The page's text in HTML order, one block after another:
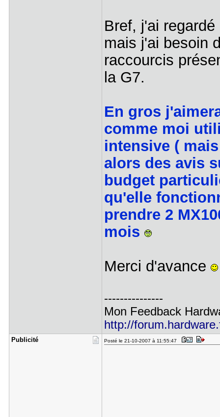
Bref, j'ai
mais j'ai besoin
raccourcis
la G7.
En gros
comme moi
intensive (
alors des avis
budget
qu'elle
prendre 2
mois
Merci d'avance
---------------
Mon Feedback
http://
Publicité Posté le 21-10-2007 à 11:55:47